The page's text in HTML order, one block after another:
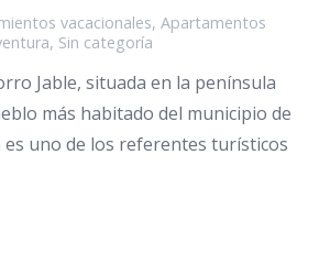
vacacionales, Apartamentos
, Sin categoría
Jable, situada en la península
más habitado del municipio de
es uno de los referentes turísticos